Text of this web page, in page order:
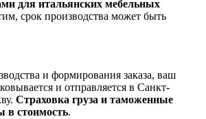
для итальянских мебельных
срок производства может быть
и формирования заказа, ваш
и отправляется в Санкт-
Страховка груза и таможенные
в стоимость.